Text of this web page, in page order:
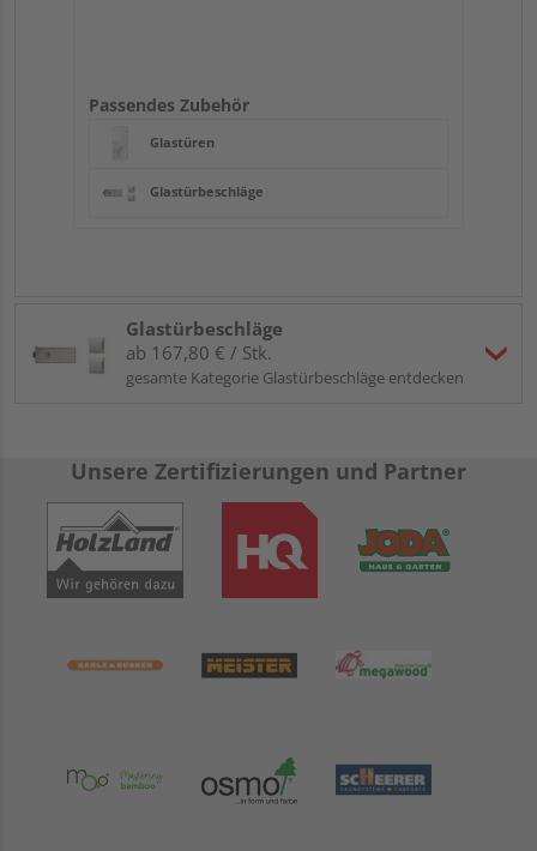
Passendes Zubehör
Glastüren
Glastürbeschläge
Glastürbeschläge
ab 167,80 € / Stk.
gesamte Kategorie Glastürbeschläge entdecken
Unsere Zertifizierungen und Partner